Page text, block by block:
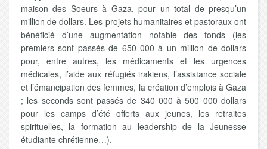
maison des Soeurs à Gaza, pour un total de presqu’un
million de dollars. Les projets humanitaires et pastoraux ont
bénéficié d’une augmentation notable des fonds (les
premiers sont passés de 650 000 à un million de dollars
pour, entre autres, les médicaments et les urgences
médicales, l’aide aux réfugiés irakiens, l’assistance sociale
et l’émancipation des femmes, la création d’emplois à Gaza
; les seconds sont passés de 340 000 à 500 000 dollars
pour les camps d’été offerts aux jeunes, les retraites
spirituelles, la formation au leadership de la Jeunesse
étudiante chrétienne…).